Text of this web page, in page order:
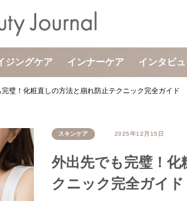
ジングケア インナーケア インタビ
璧！化粧直しの方法と崩れ防止テクニック完全ガイド
スキンケア 2025年12月15日
外出先でも完璧！化
クニック完全ガイド